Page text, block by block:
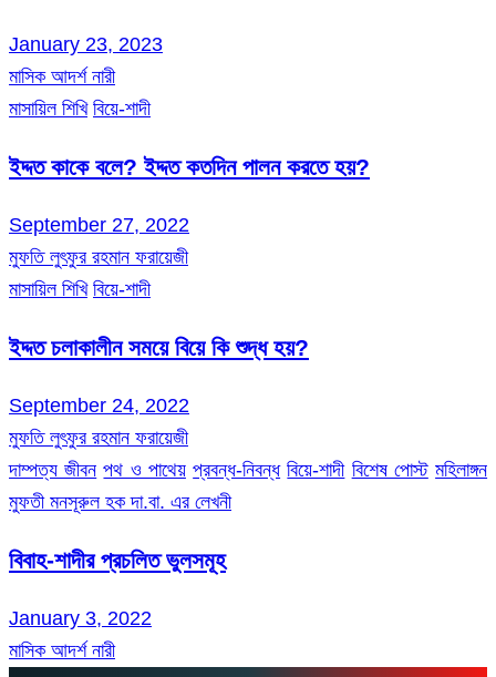
January 23, 2023
মাসিক আদর্শ নারী
মাসায়িল শিখি বিয়ে-শাদী
ইদ্দত কাকে বলে? ইদ্দত কতদিন পালন করতে হয়?
September 27, 2022
মুফতি লুৎফুর রহমান ফরায়েজী
মাসায়িল শিখি বিয়ে-শাদী
ইদ্দত চলাকালীন সময়ে বিয়ে কি শুদ্ধ হয়?
September 24, 2022
মুফতি লুৎফুর রহমান ফরায়েজী
দাম্পত্য জীবন পথ ও পাথেয় প্রবন্ধ-নিবন্ধ বিয়ে-শাদী বিশেষ পোস্ট মহিলাঙ্গন
মুফতী মনসূরুল হক দা.বা. এর লেখনী
বিবাহ-শাদীর প্রচলিত ভুলসমূহ
January 3, 2022
মাসিক আদর্শ নারী